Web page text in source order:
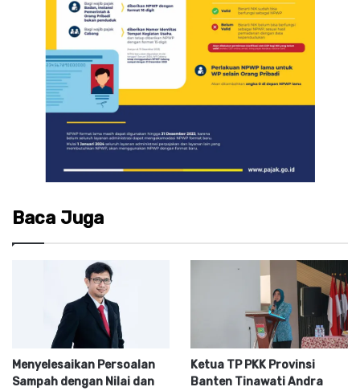
Baca Juga
Menyelesaikan Persoalan
Sampah dengan Nilai dan
Ketua TP PKK Provinsi
Banten Tinawati Andra